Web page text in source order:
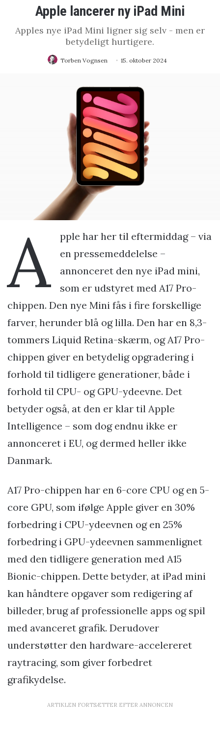
Apple lancerer ny iPad Mini
Apples nye iPad Mini ligner sig selv - men er
betydeligt hurtigere.
Torben Vognsen 15. oktober 2024
A
pple har her til eftermiddag – via
en pressemeddelelse –
annonceret den nye iPad mini,
som er udstyret med A17 Pro-
chippen. Den nye Mini fås i fire forskellige
farver, herunder blå og lilla. Den har en 8,3-
tommers Liquid Retina-skærm, og A17 Pro-
chippen giver en betydelig opgradering i
forhold til tidligere generationer, både i
forhold til CPU- og GPU-ydeevne. Det
betyder også, at den er klar til Apple
Intelligence – som dog endnu ikke er
annonceret i EU, og dermed heller ikke
Danmark.
A17 Pro-chippen har en 6-core CPU og en 5-
core GPU, som ifølge Apple giver en 30%
forbedring i CPU-ydeevnen og en 25%
forbedring i GPU-ydeevnen sammenlignet
med den tidligere generation med A15
Bionic-chippen. Dette betyder, at iPad mini
kan håndtere opgaver som redigering af
billeder, brug af professionelle apps og spil
med avanceret grafik. Derudover
understøtter den hardware-accelereret
raytracing, som giver forbedret
grafikydelse.
ARTIKLEN FORTSÆTTER EFTER ANNONCEN